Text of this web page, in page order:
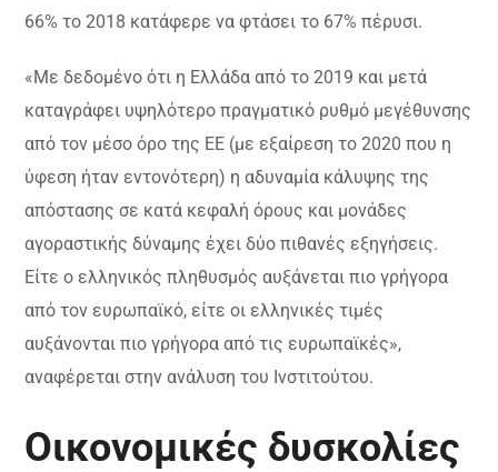
66% το 2018 κατάφερε να φτάσει το 67% πέρυσι.
«Με δεδομένο ότι η Ελλάδα από το 2019 και μετά
καταγράφει υψηλότερο πραγματικό ρυθμό μεγέθυνσης
από τον μέσο όρο της ΕΕ (με εξαίρεση το 2020 που η
ύφεση ήταν εντονότερη) η αδυναμία κάλυψης της
απόστασης σε κατά κεφαλή όρους και μονάδες
αγοραστικής δύναμης έχει δύο πιθανές εξηγήσεις.
Είτε ο ελληνικός πληθυσμός αυξάνεται πιο γρήγορα
από τον ευρωπαϊκό, είτε οι ελληνικές τιμές
αυξάνονται πιο γρήγορα από τις ευρωπαϊκές»,
αναφέρεται στην ανάλυση του Ινστιτούτου.
Οικονομικές δυσκολίες